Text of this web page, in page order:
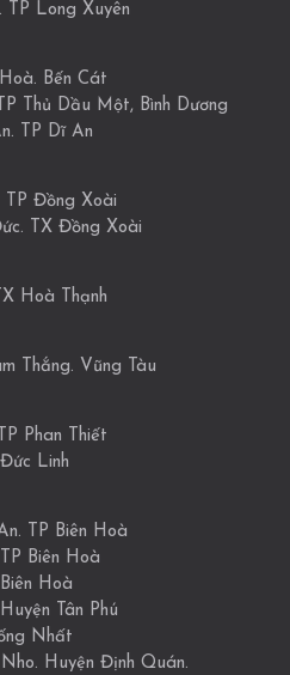
TP Long Xuyên
Bến Cát
Thủ Dầu Một, Bình Dương
TP Dĩ An
TP Đồng Xoài
TX Đồng Xoài
Hoà Thạnh
Thắng. Vũng Tàu
Phan Thiết
Linh
TP Biên Hoà
Biên Hoà
Hoà
Tân Phú
Nhất
Huyện Định Quán.